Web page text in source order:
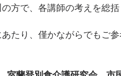
の方で、各講師の考えを総
たり、僅かながらでもご参